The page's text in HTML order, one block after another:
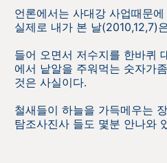
언론에서는 사대강 사업때문
실제로 내가 본 날(2010,12,7)
들어 오면서 저수지를 한바퀴
에서 낱알을 주워먹는 숫자가
것은 사실이다.
철새들이 하늘을 가득메우는
탐조사진사 들도 몇분 안나와